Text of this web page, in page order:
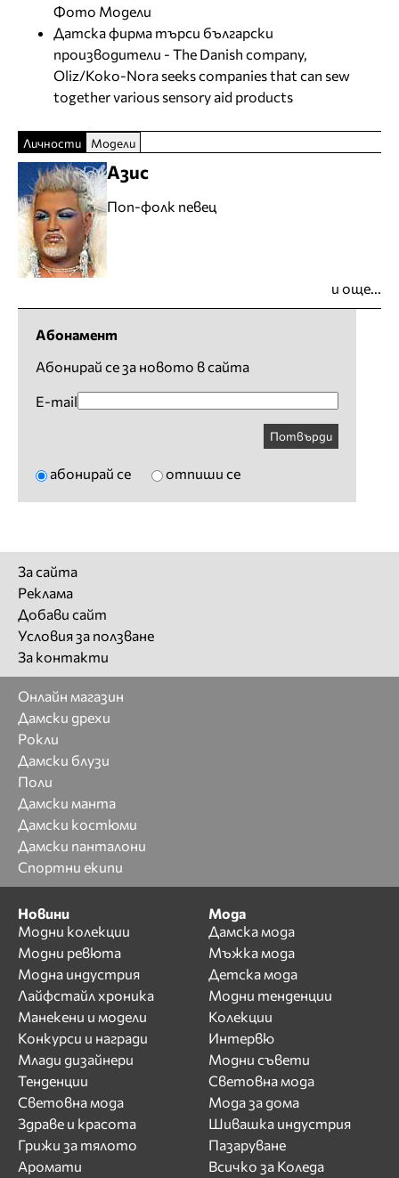
Фото Модели
Датска фирма търси български
производители - The Danish company,
Oliz/Koko-Nora seeks companies that can sew
together various sensory aid products
Личности Модели
Азис
Поп-фолк певец
и още...
Абонамент
Абонирай се за новото в сайта
E-mail
Потвърди
абонирай се отпиши се
За сайта
Реклама
Добави сайт
Условия за ползване
За контакти
Онлайн магазин
Дамски дрехи
Рокли
Дамски блузи
Поли
Дамски манта
Дамски костюми
Дамски панталони
Спортни екипи
Новини
Модни колекции
Модни ревюта
Модна индустрия
Лайфстайл хроника
Манекени и модели
Конкурси и награди
Млади дизайнери
Тенденции
Световна мода
Здраве и красота
Грижи за тялото
Аромати
Мода
Дамска мода
Мъжка мода
Детска мода
Модни тенденции
Колекции
Интервю
Модни съвети
Световна мода
Мода за дома
Шивашка индустрия
Пазаруване
Всичко за Коледа